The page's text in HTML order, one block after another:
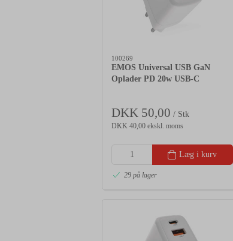
100269
EMOS Universal USB GaN
Oplader PD 20w USB-C
DKK 50,00 / Stk
DKK 40,00 ekskl. moms
Læg i kurv
29 på lager